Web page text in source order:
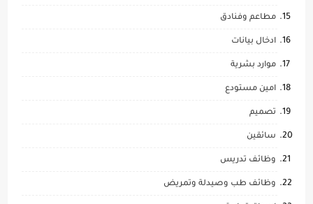
مطاعم وفنادق
ادخال بيانات
موارد بشرية
امين مستودع
تصميم
سائقين
وظائف تدريس
وظائف طب وصيدلة وتمريض